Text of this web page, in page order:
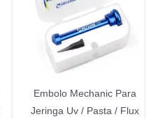
Embolo Mechanic Para
Jeringa Uv / Pasta / Flux